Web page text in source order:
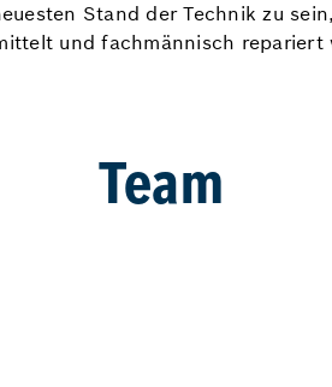
Stand der Technik zu
und fachmännisch repariert
Team